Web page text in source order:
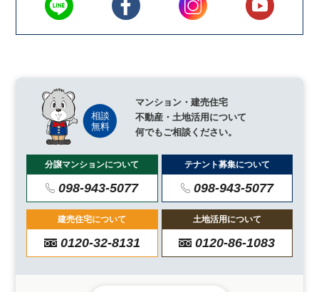
マンション・建売住宅
不動産・土地活用について
何でもご相談ください。
分譲マンションについて
098-943-5077
テナント募集について
098-943-5077
建売住宅について
0120-32-8131
土地活用について
0120-86-1083